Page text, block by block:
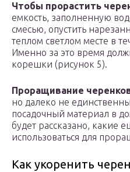
Чтобы прорастить
емкость, заполненную
смесью, опустить
теплом светлом месте в
Именно за это время
корешки (рисунок 5).
Проращивание
но далеко не
посадочный материал в
будет рассказано, какие
использоваться для
Как укоренить